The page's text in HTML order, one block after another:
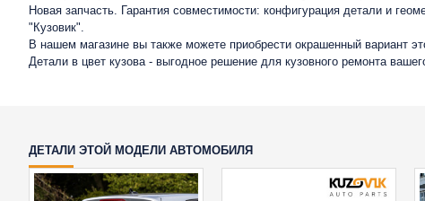
Новая запчасть. Гарантия совместимости: конфигурация детали и
"Кузовик".
В нашем магазине вы также можете приобрести окрашенный вариант
Детали в цвет кузова - выгодное решение для кузовного ремонта
ДЕТАЛИ ЭТОЙ МОДЕЛИ АВТОМОБИЛЯ